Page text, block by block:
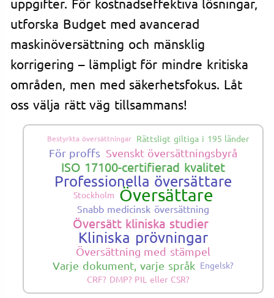
utforska Budget med avancerad
maskinöversättning och mänsklig
korrigering – lämpligt för mindre kritiska
områden, men med säkerhetsfokus. Låt
oss välja rätt väg tillsammans!
Bestyrkta översättningar Rättsligt giltiga i 195 länder
För proffs Svenskt översättningsbyrå
ISO 17100-certifierad kvalitet
Professionella översättare
Stockholm Översättare
Snabb medicinsk översättning
Översätt kliniska studier
Kliniska prövningar
Översättning med stämpel
Varje dokument, varje språk Engelsk?
CRF? DMP? PIL eller CSR?